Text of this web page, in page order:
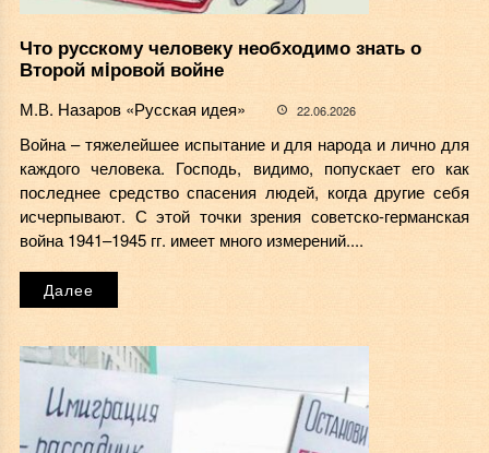
Что русскому человеку необходимо знать о
Второй мiровой войне
М.В. Назаров «Русская идея» 22.06.2026
Война – тяжелейшее испытание и для народа и лично для
каждого человека. Господь, видимо, попускает его как
последнее средство спасения людей, когда другие себя
исчерпывают. С этой точки зрения советско-германская
война 1941–1945 гг. имеет много измерений....
Далее